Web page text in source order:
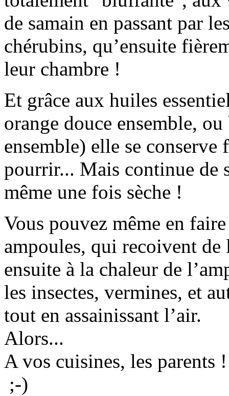
de samain en passant par
chérubins, qu’ensuite
leur chambre !
Et grâce aux huiles
orange douce ensemble,
ensemble) elle se conserve
pourrir... Mais continue de
même une fois sèche !
Vous pouvez même en
ampoules, qui recoivent
ensuite à la chaleur de
les insectes, vermines, et
tout en assainissant l’air.
Alors...
A vos cuisines, les parents
;-)